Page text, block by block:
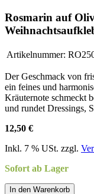
Rosmarin auf
Artikelnummer:
Der Geschmack von
ein feines und
Kräuternote schmeckt
und rundet Dressings,
12,50 €
Inkl. 7 % USt. zzgl.
Sofort ab Lager
In den Warenkorb